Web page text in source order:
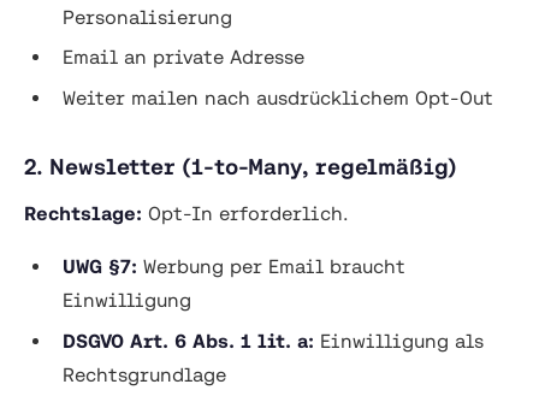
Personalisierung
Email an private Adresse
Weiter mailen nach ausdrücklichem Opt-Out
2. Newsletter (1-to-Many, regelmäßig)
Rechtslage: Opt-In erforderlich.
UWG §7: Werbung per Email braucht
Einwilligung
DSGVO Art. 6 Abs. 1 lit. a: Einwilligung als
Rechtsgrundlage